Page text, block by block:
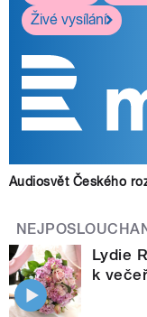
Živé vysílání
Audiosvět Českého
Lydie
k